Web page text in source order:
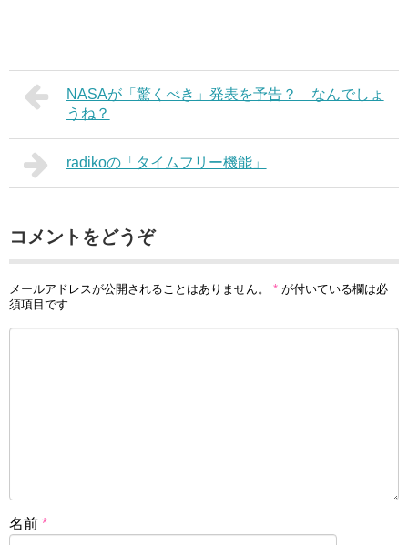
NASAが「驚くべき」発表を予告？ なんでしょ
うね？
radikoの「タイムフリー機能」
コメントをどうぞ
メールアドレスが公開されることはありません。 * が付いている欄は必
須項目です
名前 *